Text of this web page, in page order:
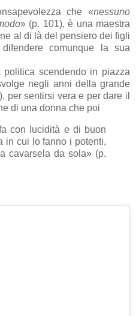
che «nessuno
» (p. 101), è una maestra
al di là del pensiero dei figli
comunque la sua
scendendo in piazza
negli anni della grande
per sentirsi vera e per dare il
di una donna che poi
con lucidità e di buon
in cui lo fanno i potenti,
cavarsela da sola» (p.